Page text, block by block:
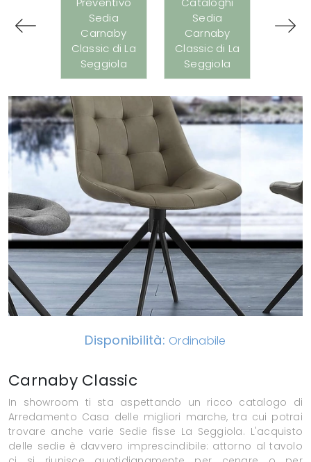
Disponibilità: Ordinabile
Carnaby Classic
In showroom ti sta aspettando un ricco catalogo di
Arredamento Casa delle migliori marche, tra cui potrai
trovare anche varie Sedie fisse La Seggiola. L'acquisto
delle sedie è davvero imprescindibile: attorno al tavolo